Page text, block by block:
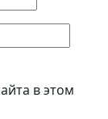
в этом